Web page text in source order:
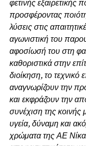
φετινής εξαιρετικής
προσφέροντας
λύσεις στις
αγωνιστική του
αφοσίωσή του στη
καθοριστικά στην
διοίκηση, το τεχνικό
αναγνωρίζουν την
και εκφράζουν την
συνέχιση της
υγεία, δύναμη και
χρώματα της ΑΕ